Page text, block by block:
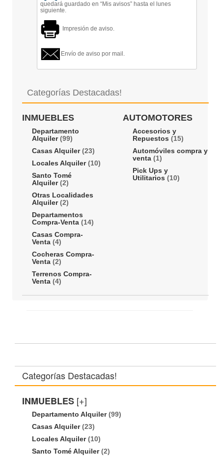
quedará guardado en “Mis avisos” hasta el lunes
siguiente.
Impresión de aviso.
Envío de aviso por mail.
Categorías Destacadas!
INMUEBLES
Departamento
Alquiler(99)
Casas Alquiler(23)
Locales Alquiler(10)
Santo Tomé
Alquiler(2)
Otras Localidades
Alquiler(2)
Departamentos
Compra-Venta (14)
Casas Compra-
Venta (4)
Cocheras Compra-
Venta (2)
Terrenos Compra-
Venta (4)
AUTOMOTORES
Accesorios y
Repuestos (15)
Automóviles compra y
venta (1)
Pick Ups y
Utilitarios (10)
Categorías Destacadas!
INMUEBLES [+]
Departamento Alquiler(99)
Casas Alquiler(23)
Locales Alquiler(10)
Santo Tomé Alquiler(2)